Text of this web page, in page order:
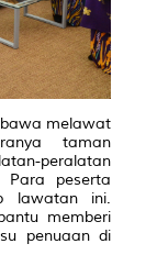
melawat
taman
peralatan
Para peserta
lawatan ini.
memberi
penuaan di